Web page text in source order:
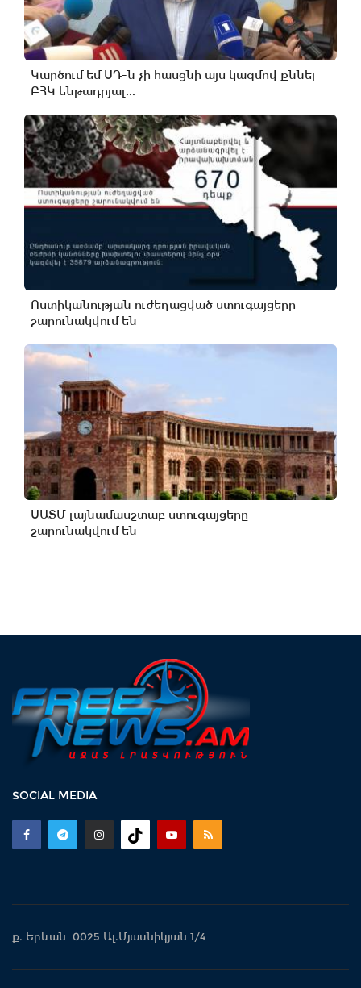
Կարծում եմ ՍԴ-ն չի հասցնի այս կազմով քննել
ԲՀԿ ենթադրյալ...
Ոստիկանության ուժեղացված ստուգայցերը
շարունակվում են
ՍԱՏՄ լայնամասշտաբ ստուգայցերը
շարունակվում են
SOCIAL MEDIA
ք. Երևան 0025 Ալ.Մյասնիկյան 1/4